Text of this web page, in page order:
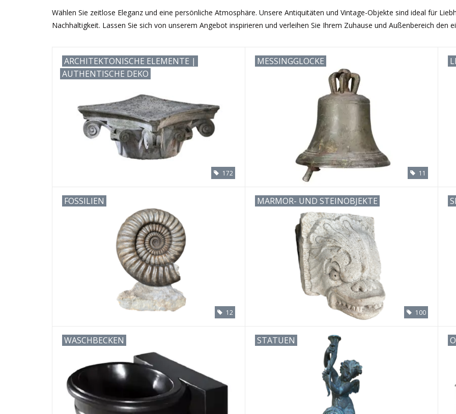
Wählen Sie zeitlose Eleganz und eine persönliche Atmosphäre. Unsere Antiquitäten und Vintage-Objekte sind ideal für
Nachhaltigkeit. Lassen Sie sich von unserem Angebot inspirieren und verleihen Sie Ihrem Zuhause und Außenbereich den
ARCHITEKTONISCHE ELEMENTE |
AUTHENTISCHE DEKO
172
MESSINGGLOCKE
11
FOSSILIEN
12
MARMOR- UND STEINOBJEKTE
100
WASCHBECKEN STATUEN